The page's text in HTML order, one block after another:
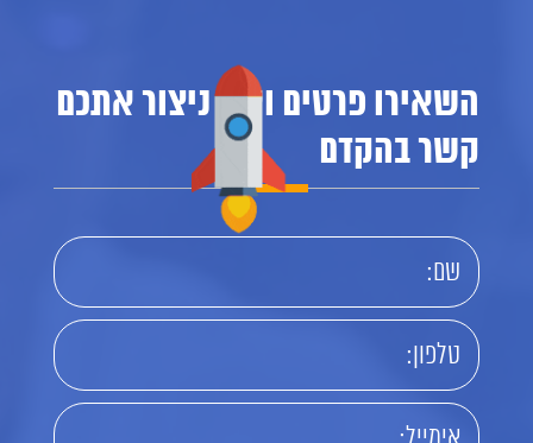
השאירו פרטים ואנו ניצור אתכם
קשר בהקדם